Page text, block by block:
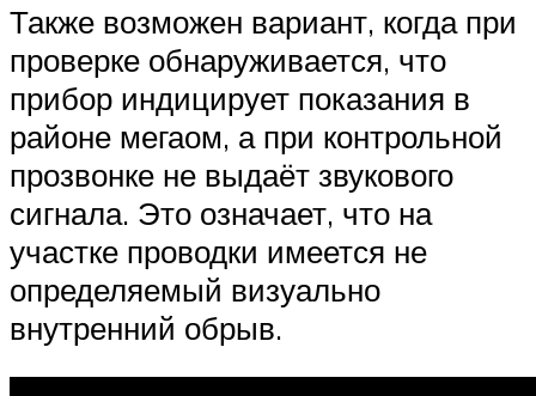
Также возможен вариант, когда при
проверке обнаруживается, что
прибор индицирует показания в
районе мегаом, а при контрольной
прозвонке не выдаёт звукового
сигнала. Это означает, что на
участке проводки имеется не
определяемый визуально
внутренний обрыв.